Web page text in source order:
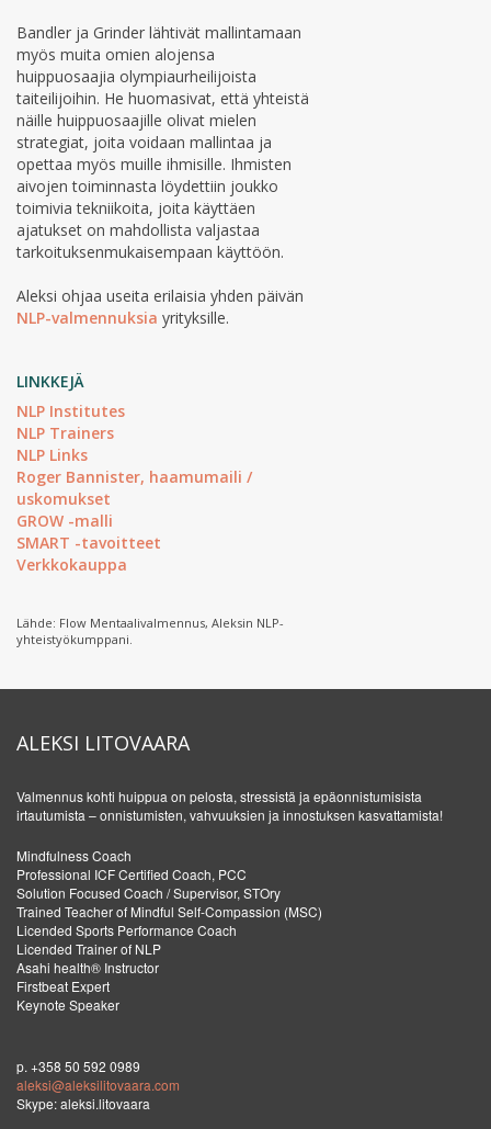
Bandler ja Grinder lähtivät mallintamaan
myös muita omien alojensa
huippuosaajia olympiaurheilijoista
taiteilijoihin. He huomasivat, että yhteistä
näille huippuosaajille olivat mielen
strategiat, joita voidaan mallintaa ja
opettaa myös muille ihmisille. Ihmisten
aivojen toiminnasta löydettiin joukko
toimivia tekniikoita, joita käyttäen
ajatukset on mahdollista valjastaa
tarkoituksenmukaisempaan käyttöön.
Aleksi ohjaa useita erilaisia yhden päivän
NLP-valmennuksia yrityksille.
LINKKEJÄ
NLP Institutes
NLP Trainers
NLP Links
Roger Bannister, haamumaili /
uskomukset
GROW -malli
SMART -tavoitteet
Verkkokauppa
Lähde: Flow Mentaalivalmennus, Aleksin NLP-
yhteistyökumppani.
ALEKSI LITOVAARA
Valmennus kohti huippua on pelosta, stressistä ja epäonnistumisista
irtautumista – onnistumisten, vahvuuksien ja innostuksen kasvattamista!
Mindfulness Coach
Professional ICF Certified Coach, PCC
Solution Focused Coach / Supervisor, STOry
Trained Teacher of Mindful Self-Compassion (MSC)
Licended Sports Performance Coach
Licended Trainer of NLP
Asahi health® Instructor
Firstbeat Expert
Keynote Speaker
p. +358 50 592 0989
aleksi@aleksilitovaara.com
Skype: aleksi.litovaara